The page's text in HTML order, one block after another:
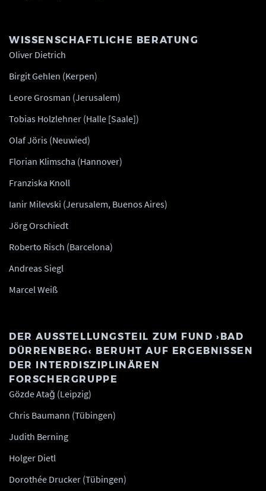
WISSENSCHAFTLICHE BERATUNG
Oliver Dietrich
Birgit Gehlen (Kerpen)
Leore Grosman (Jerusalem)
Tobias Holzlehner (Halle [Saale])
Olaf Jöris (Neuwied)
Florian Klimscha (Hannover)
Franziska Knoll
Ianir Milevski (Jerusalem, Buenos Aires)
Jörg Orschiedt
Roberto Risch (Barcelona)
Andreas Siegl
Marcel Weiß
DER AUSSTELLUNGSTEIL ZUM FUND ›BAD
DÜRRENBERG‹ BERUHT AUF ERGEBNISSEN
DER INTERDISZIPLINÄREN
FORSCHERGRUPPE
Gözde Atağ (Leipzig)
Chris Baumann (Tübingen)
Judith Berning
Holger Dietl
Dorothée Drucker (Tübingen)